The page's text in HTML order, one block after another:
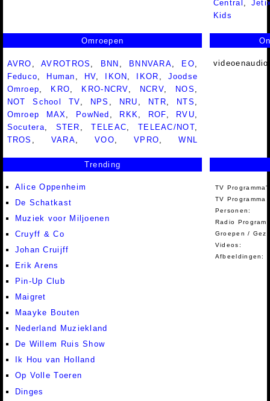
Central ,
Kids
Omroepen
AVRO ,AVROTROS BNN BNNVARA EO
Feduco
Human HV IKON IKOR
Joodse
Omroep
KRO KRO-NCRV NCRV NOS
NOT School TV
NPS NRU NTR NTS
Omroep MAX
PowNed RKK ROF RVU
Socutera
STER ,TELEAC TELEAC/NOT
TROS
VARA ,VOO ,VPRO ,WNL
Trending
Alice Oppenheim
De Schatkast
Muziek voor Miljoenen
Cruyff & Co
Johan Cruijff
Erik Arens
Pin-Up Club
Maigret
Maayke Bouten
Nederland Muziekland
De Willem Ruis Show
Ik Hou van Holland
Op Volle Toeren
Dinges
TV
TV Programma
Personen:
Radio
Groepen /
Videos:
Afbeeldingen: